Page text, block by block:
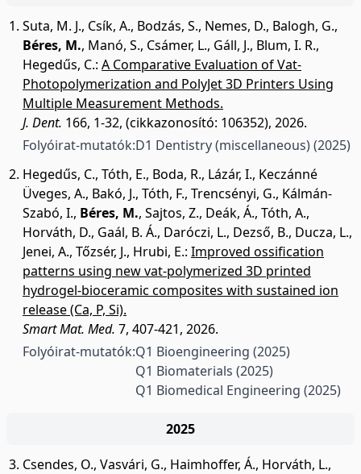
Suta, M. J., Csík, A., Bodzás, S., Nemes, D., Balogh, G.,
Béres, M., Manó, S., Csámer, L., Gáll, J., Blum, I. R.,
Hegedűs, C.: A Comparative Evaluation of Vat-
Photopolymerization and PolyJet 3D Printers Using
Multiple Measurement Methods.
J. Dent. 166, 1-32, (cikkazonosító: 106352), 2026.
Folyóirat-mutatók:D1 Dentistry (miscellaneous)(2025)
Hegedűs, C., Tóth, E., Boda, R., Lázár, I., Keczánné
Üveges, A., Bakó, J., Tóth, F., Trencsényi, G., Kálmán-
Szabó, I., Béres, M., Sajtos, Z., Deák, Á., Tóth, A.,
Horváth, D., Gaál, B. Á., Daróczi, L., Dezső, B., Ducza, L.,
Jenei, A., Tőzsér, J., Hrubi, E.: Improved ossification
patterns using new vat-polymerized 3D printed
hydrogel-bioceramic composites with sustained ion
release (Ca, P, Si).
Smart Mat. Med. 7, 407-421, 2026.
Folyóirat-mutatók:Q1 Bioengineering (2025)
Q1 Biomaterials (2025)
Q1 Biomedical Engineering (2025)
2025
Csendes, O., Vasvári, G., Haimhoffer, Á., Horváth, L.,